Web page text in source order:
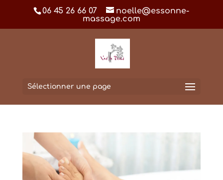
06 45 26 66 07
noelle@essonne-
massage.com
Sélectionner une page